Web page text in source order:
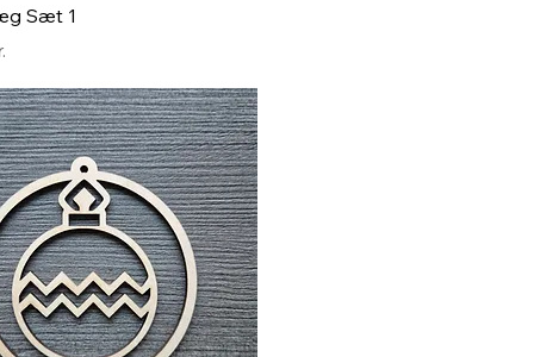
Hurtigvisning
Sæt 1